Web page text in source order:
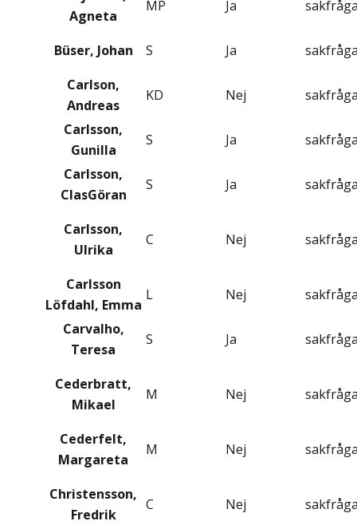
Agneta
MP Ja
Büser, Johan S Ja
Carlson,
Andreas
KD Nej
Carlsson,
Gunilla
S Ja
Carlsson,
ClasGöran
S Ja
Carlsson,
Ulrika
C Nej
Carlsson
Löfdahl, Emma
L Nej
Carvalho,
Teresa
S Ja
Cederbratt,
Mikael
M Nej
Cederfelt,
Margareta
M Nej
Christensson,
Fredrik
C Nej